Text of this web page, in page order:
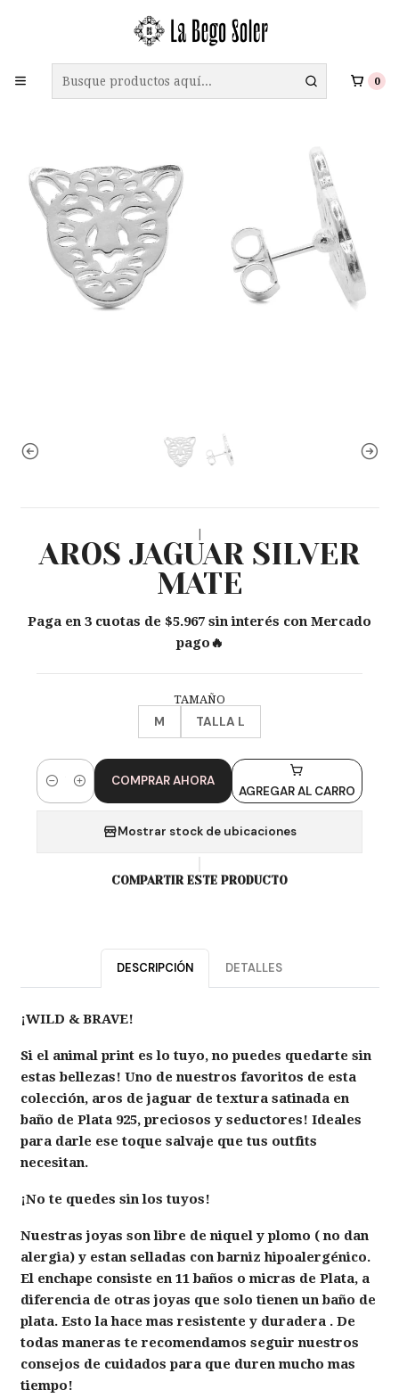
0
ENVÍO GRATIS A TODO CHILE EN COMPRAS SOBRE $69.990
|
AROS JAGUAR SILVER
MATE
Paga en 3 cuotas de $5.967 sin interés con Mercado
pago🔥
TAMAÑO
M TALLA L
Cantidad AGREGAR AL CARRO
COMPRAR AHORA
Mostrar stock de ubicaciones
COMPARTIR ESTE PRODUCTO
DESCRIPCIÓN DETALLES
¡WILD & BRAVE!
Si el animal print es lo tuyo, no puedes quedarte sin
estas bellezas! Uno de nuestros favoritos de esta
colección, aros de jaguar de textura satinada en
baño de Plata 925, preciosos y seductores! Ideales
para darle ese toque salvaje que tus outfits
necesitan.
¡No te quedes sin los tuyos!
Nuestras joyas son libre de niquel y plomo ( no dan
alergia) y estan selladas con barniz hipoalergénico.
El enchape consiste en 11 baños o micras de Plata, a
diferencia de otras joyas que solo tienen un baño de
plata. Esto la hace mas resistente y duradera . De
todas maneras te recomendamos seguir nuestros
consejos de cuidados para que duren mucho mas
tiempo!